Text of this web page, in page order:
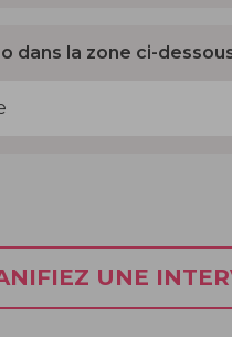
dans la zone ci-
UNE